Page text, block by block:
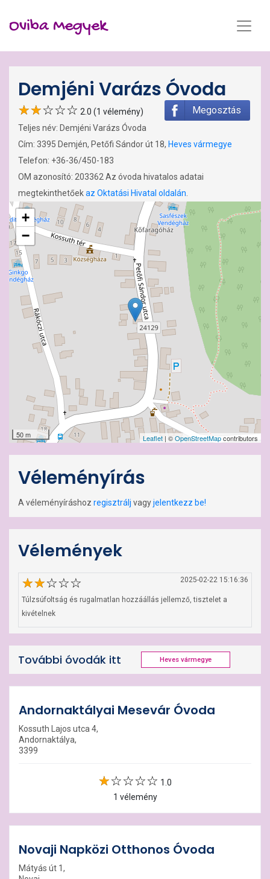
Oviba Megyek
Demjéni Varázs Óvoda
Megosztás
2.0 (1 vélemény)
Teljes név: Demjéni Varázs Óvoda
Cím: 3395 Demjén, Petőfi Sándor út 18, Heves vármegye
Telefon: +36-36/450-183
OM azonosító: 203362 Az óvoda hivatalos adatai
megtekinthetőekaz Oktatási Hivatal oldalán
+
−
50 m Leaflet | ©OpenStreetMapcontributors
Véleményírás
A véleményíráshoz regisztrálj vagyjelentkezz be!
Vélemények
2025-02-22 15:16:36
Túlzsúfoltság és rugalmatlan hozzáállás jellemző, tisztelet a
kivételnek
További óvodák itt Heves vármegye
Andornaktályai Mesevár Óvoda
Kossuth Lajos utca 4,
Andornaktálya,
3399
1.0
1 vélemény
Novaji Napközi Otthonos Óvoda
Mátyás út 1,